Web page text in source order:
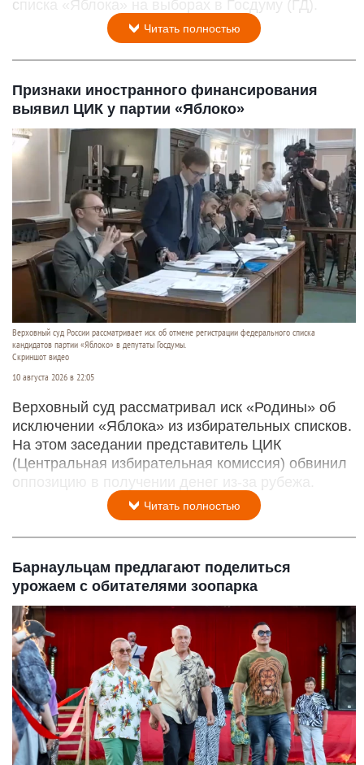
списка «Яблока» на выборах в Госдуму (ГД).
Читать полностью
Признаки иностранного финансирования
выявил ЦИК у партии «Яблоко»
Верховный суд России рассматривает иск об отмене регистрации федерального списка
кандидатов партии «Яблоко» в депутаты Госдумы.
Скриншот видео
10 августа 2026 в 22:05
Верховный суд рассматривал иск «Родины» об
исключении «Яблока» из избирательных списков.
На этом заседании представитель ЦИК
(Центральная избирательная комиссия) обвинил
оппозицию в получении денег из-за рубежа.
Читать полностью
Барнаульцам предлагают поделиться
урожаем с обитателями зоопарка